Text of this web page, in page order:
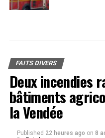
FAITS DIVERS
Deux incendies
bâtiments
la Vendée
Published 22 heures ago on 8